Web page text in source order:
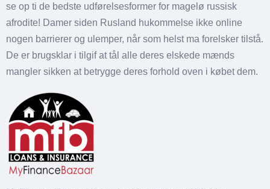
se op ti de bedste udførelsesformer for magelø russisk
afrodite! Damer siden Rusland hukommelse ikke online
nogen barrierer og ulemper, når som helst ma forelsker tilstå.
De er brugsklar i tilgif at tål alle deres elskede mænds
mangler sikken at betrygge deres forhold oven i købet dem.